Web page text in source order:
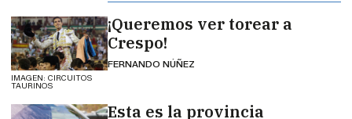
IMAGEN: CIRCUITOS
TAURINOS
¡Queremos ver torear a
Crespo!
FERNANDO NÚÑEZ
Esta es la provincia